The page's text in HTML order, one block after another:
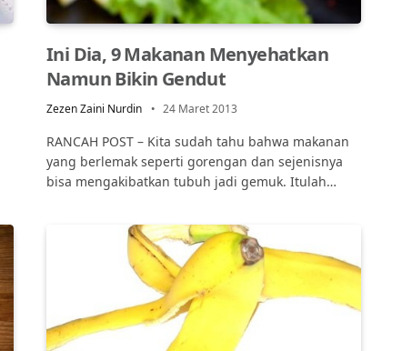
Ini Dia, 9 Makanan Menyehatkan
Namun Bikin Gendut
Zezen Zaini Nurdin 24 Maret 2013
RANCAH POST – Kita sudah tahu bahwa makanan
yang berlemak seperti gorengan dan sejenisnya
bisa mengakibatkan tubuh jadi gemuk. Itulah…